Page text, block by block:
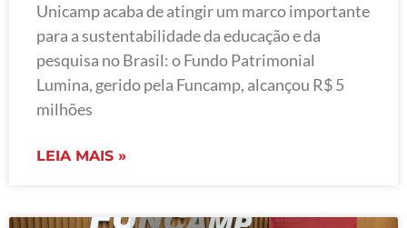
Unicamp acaba de atingir um marco importante
para a sustentabilidade da educação e da
pesquisa no Brasil: o Fundo Patrimonial
Lumina, gerido pela Funcamp, alcançou R$ 5
milhões
LEIA MAIS »